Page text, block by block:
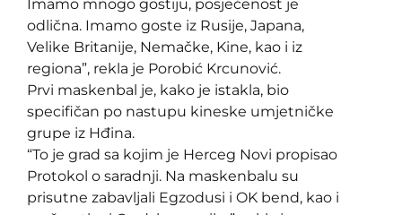
Imamo mnogo gostiju, posjećenost je
odlična. Imamo goste iz Rusije, Japana,
Velike Britanije, Nemačke, Kine, kao i iz
regiona”, rekla je Porobić Krcunović.
Prvi maskenbal je, kako je istakla, bio
specifičan po nastupu kineske umjetničke
grupe iz Hđina.
“To je grad sa kojim je Herceg Novi propisao
Protokol o saradnji. Na maskenbalu su
prisutne zabavljali Egzodusi i OK bend, kao i